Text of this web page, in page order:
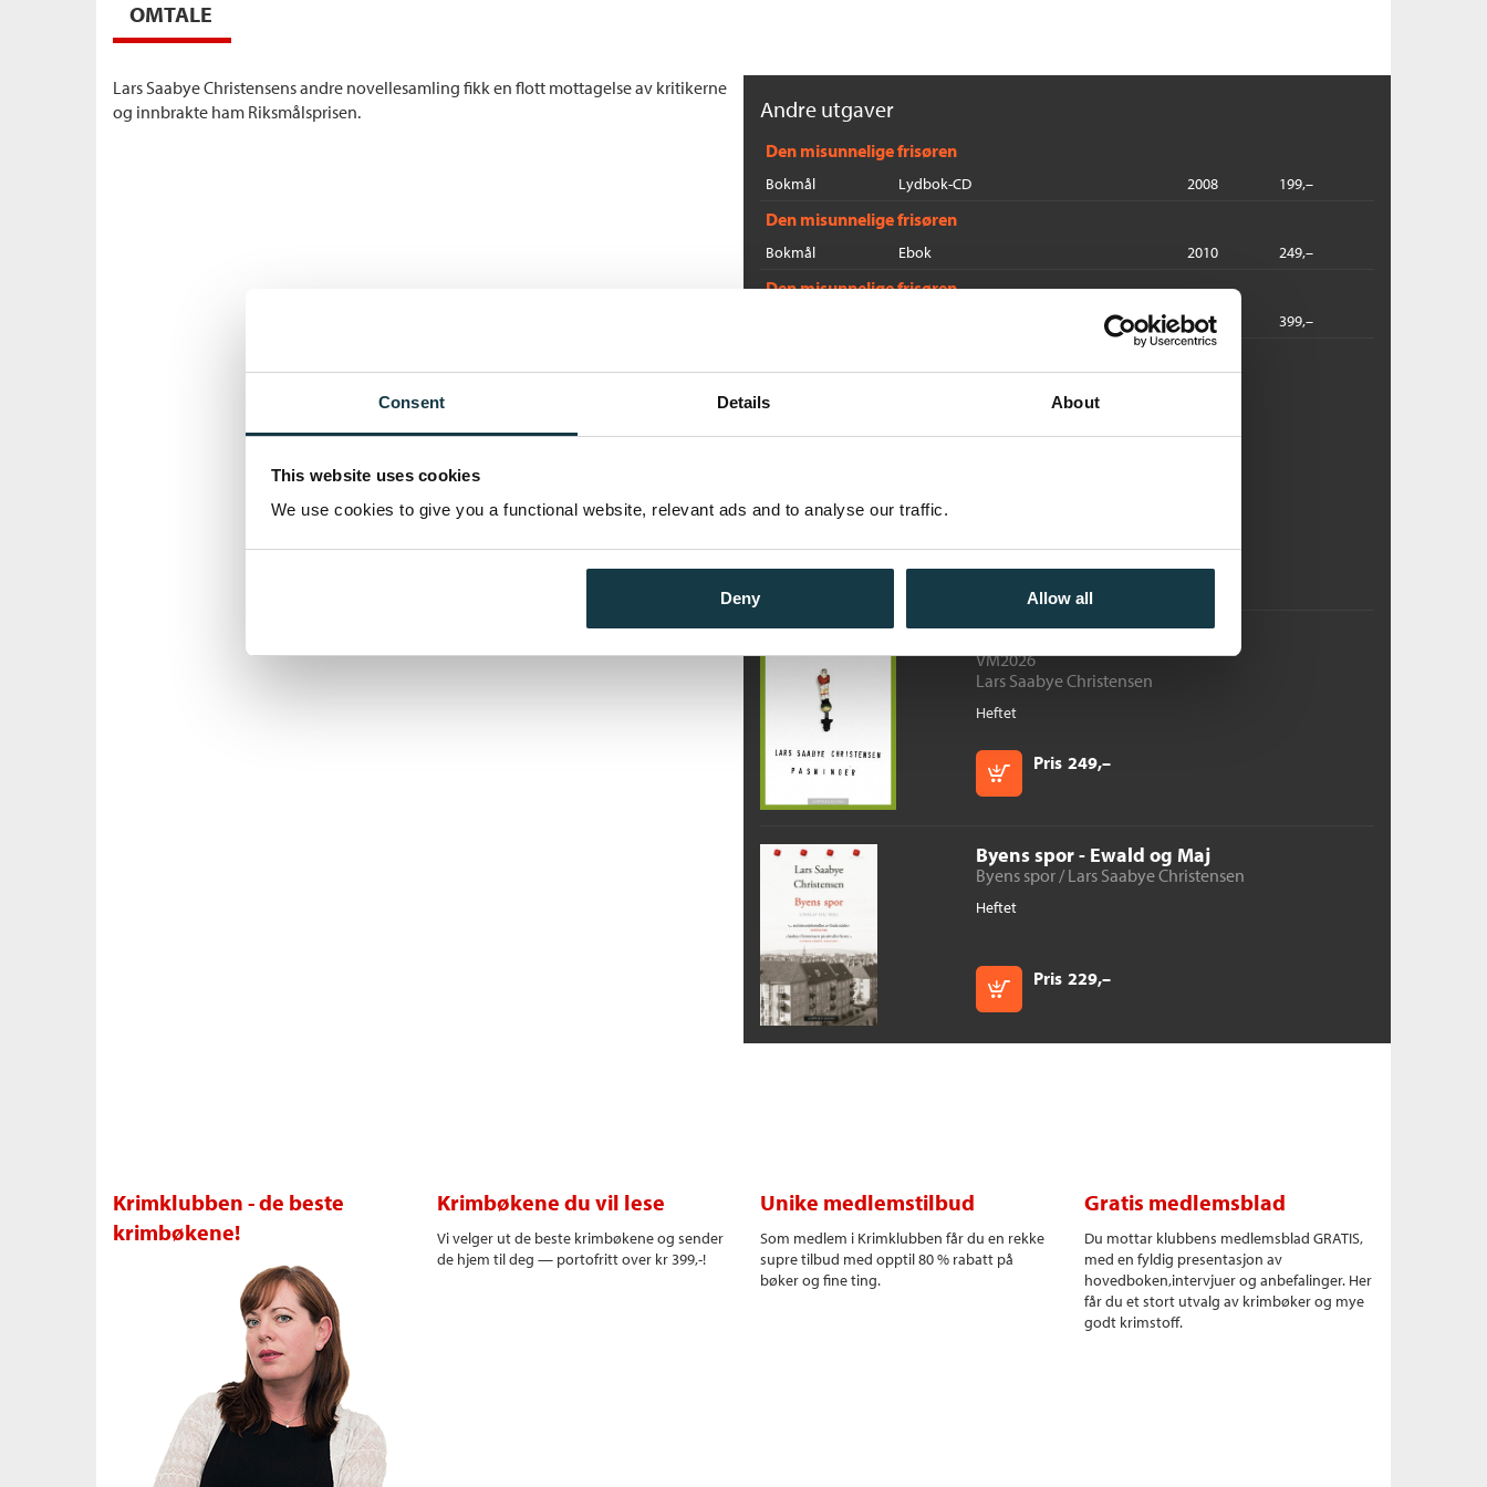
Consent Details About
This website uses cookies
We use cookies to give you a functional website, relevant ads and to analyse our traffic.
Deny Allow all
OMTALE
Lars Saabye Christensens andre novellesamling fikk en flott mottagelse av kritikerne
og innbrakte ham Riksmålsprisen.
Andre utgaver
Den misunnelige frisøren
Bokmål Lydbok-CD 2008 199,–
Den misunnelige frisøren
Bokmål Ebok 2010 249,–
Den misunnelige frisøren
2010 399,–
Flere bøker av Lars Saabye Christensen:
Lars Saabye Christensen
Pris 299,–
Kjøp
VM2026
Lars Saabye Christensen
Heftet
Pris 249,–
Kjøp
Byens spor - Ewald og Maj
Byens spor /Lars Saabye Christensen
Heftet
Pris 229,–
Kjøp
Krimklubben - de beste
krimbøkene!
Krimbøkene du vil lese
Vi velger ut de beste krimbøkene og sender
de hjem til deg — portofritt over kr 399,-!
Unike medlemstilbud
Som medlem i Krimklubben får du en rekke
supre tilbud med opptil 80 % rabatt på
bøker og fine ting.
Gratis medlemsblad
Du mottar klubbens medlemsblad GRATIS,
med en fyldig presentasjon av
hovedboken,intervjuer og anbefalinger. Her
får du et stort utvalg av krimbøker og mye
godt krimstoff.